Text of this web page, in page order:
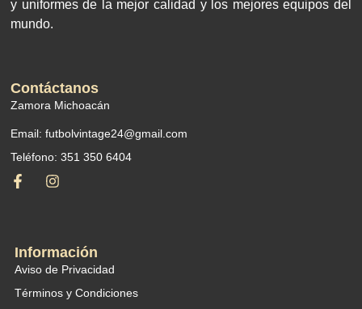
y uniformes de la mejor calidad y los mejores equipos del
mundo.
Información
Aviso de Privacidad
Términos y Condiciones
Contáctanos
Zamora Michoacán
Email: futbolvintage24@gmail.com
Teléfono: 351 350 6404